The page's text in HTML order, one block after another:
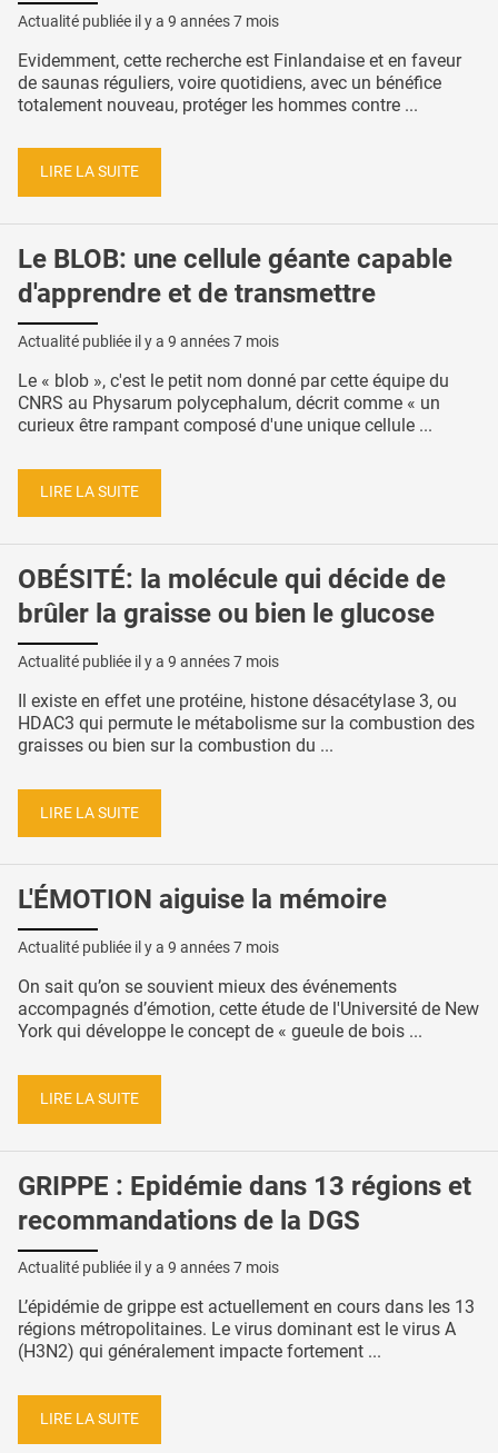
Actualité publiée il y a 9 années 7 mois
Evidemment, cette recherche est Finlandaise et en faveur
de saunas réguliers, voire quotidiens, avec un bénéfice
totalement nouveau, protéger les hommes contre ...
LIRE LA SUITE
Le BLOB: une cellule géante capable
d'apprendre et de transmettre
Actualité publiée il y a 9 années 7 mois
Le « blob », c'est le petit nom donné par cette équipe du
CNRS au Physarum polycephalum, décrit comme « un
curieux être rampant composé d'une unique cellule ...
LIRE LA SUITE
OBÉSITÉ: la molécule qui décide de
brûler la graisse ou bien le glucose
Actualité publiée il y a 9 années 7 mois
Il existe en effet une protéine, histone désacétylase 3, ou
HDAC3 qui permute le métabolisme sur la combustion des
graisses ou bien sur la combustion du ...
LIRE LA SUITE
L'ÉMOTION aiguise la mémoire
Actualité publiée il y a 9 années 7 mois
On sait qu’on se souvient mieux des événements
accompagnés d’émotion, cette étude de l'Université de New
York qui développe le concept de « gueule de bois ...
LIRE LA SUITE
GRIPPE : Epidémie dans 13 régions et
recommandations de la DGS
Actualité publiée il y a 9 années 7 mois
L’épidémie de grippe est actuellement en cours dans les 13
régions métropolitaines. Le virus dominant est le virus A
(H3N2) qui généralement impacte fortement ...
LIRE LA SUITE